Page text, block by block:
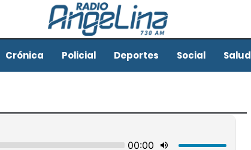
Crónica Policial Deportes Social Salud